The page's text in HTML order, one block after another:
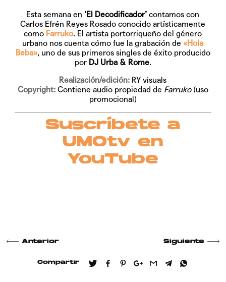
Esta semana en ‘El Decodificador’ contamos con
Carlos Efrén Reyes Rosado conocido artísticamente
como Farruko. El artista portorriqueño del género
urbano nos cuenta cómo fue la grabación de «Hola
Beba», uno de sus primeros singles de éxito producido
por DJ Urba & Rome.
Realización/edición: RY visuals
Copyright:Contiene audio propiedad de Farruko(uso
promocional)
Suscríbete a
UMOtv en
YouTube
Anterior Siguiente
Compartir